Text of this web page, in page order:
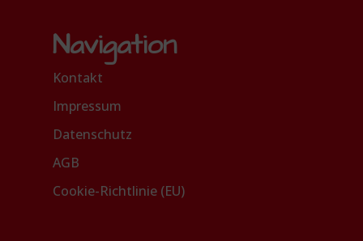
Navigation
Kontakt
Impressum
Datenschutz
AGB
Cookie-Richtlinie (EU)